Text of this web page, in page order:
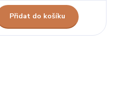
Přidat do košíku